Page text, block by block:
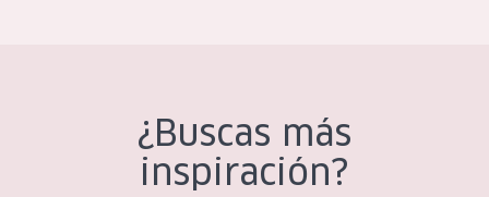
¿Buscas más
inspiración?